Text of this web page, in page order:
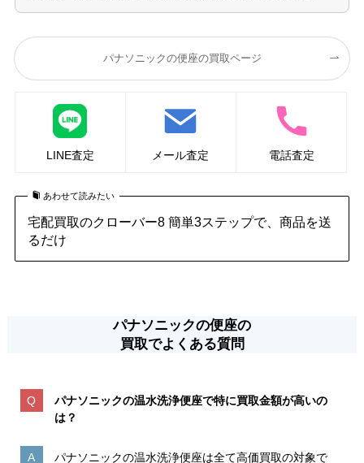
パナソニックの便座の買取ページ
LINE査定 メール査定 電話査定
あわせて読みたい
宅配買取のクローバー8 簡単3ステップで、商品を送
るだけ
パナソニックの便座の
買取でよくある質問
パナソニックの温水洗浄便座で特に買取金額が高いの
は？
パナソニックの温水洗浄便座は全て高価買取の対象で